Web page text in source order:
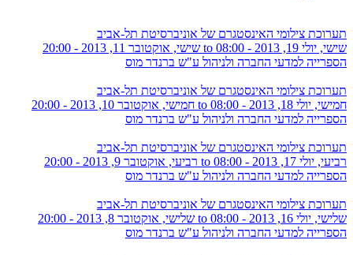
תערוכת צילומי האינסטגרם של אוניברסיטת תל-אביב
שישי, יולי 19, 2013 - 08:00
שישי, אוקטובר 11, 2013 - 20:00
הספרייה למדעי החברה ולניהול ע"ש ברנדר מוס
תערוכת צילומי האינסטגרם של אוניברסיטת תל-אביב
חמישי, יולי 18, 2013 - 08:00
חמישי, אוקטובר 10, 2013 - 20:00
הספרייה למדעי החברה ולניהול ע"ש ברנדר מוס
תערוכת צילומי האינסטגרם של אוניברסיטת תל-אביב
רביעי, יולי 17, 2013 - 08:00
רביעי, אוקטובר 9, 2013 - 20:00
הספרייה למדעי החברה ולניהול ע"ש ברנדר מוס
תערוכת צילומי האינסטגרם של אוניברסיטת תל-אביב
שלישי, יולי 16, 2013 - 08:00
שלישי, אוקטובר 8, 2013 - 20:00
הספרייה למדעי החברה ולניהול ע"ש ברנדר מוס